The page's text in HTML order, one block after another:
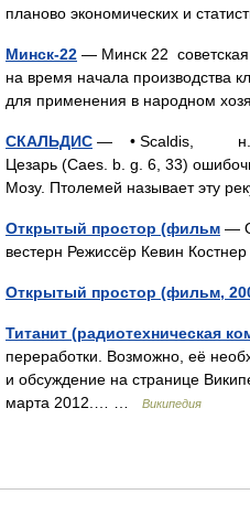
планово экономических и
Минск-22 — Минск 22 советская
на время начала производства
для применения в народном
СКАЛЬДИС — • Scaldis, н.
Цезарь (Caes. b. g. 6, 33)
Мозу. Птолемей называет эту
Открытый простор (фильм —
вестерн Режиссёр Кевин
Открытый простор (фильм,
Титанит (радиотехническая
переработки. Возможно, её
и обсуждение на странице
марта 2012.… …
Википедия